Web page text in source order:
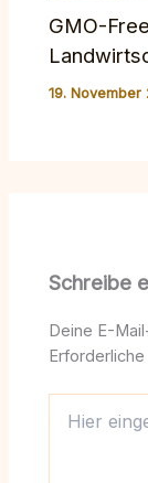
GMO-
19.
Schreibe
Deine E-
eingeben…